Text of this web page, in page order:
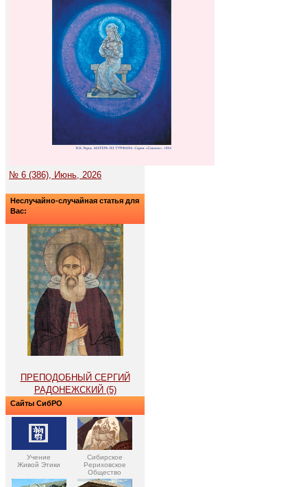
№ 6 (386), Июнь, 2026
Неслучайно-случайная статья для
Вас:
ПРЕПОДОБНЫЙ СЕРГИЙ
РАДОНЕЖСКИЙ (5)
Сайты СибРО
Учение
Живой Этики
Сибирское
Рериховское
Общество